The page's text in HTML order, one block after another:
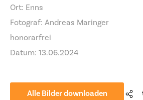
Ort: Enns
Fotograf: Andreas Maringer
honorarfrei
Datum: 13.06.2024
Alle Bilder downloaden